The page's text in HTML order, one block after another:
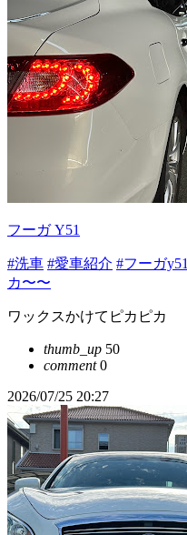
フーガ Y51
#洗車 #愛車紹介 #フーガy51
カ〜〜
ワックスかけてピカピカ
thumb_up 50
comment0
2026/07/25 20:27